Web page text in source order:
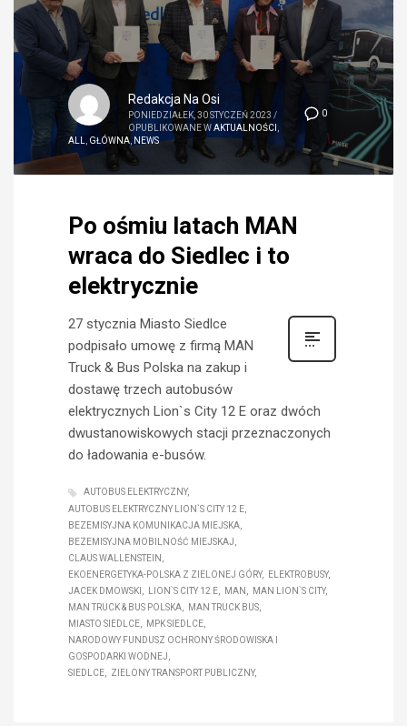
0
Redakcja Na Osi
PONIEDZIAŁEK, 30 STYCZEŃ 2023 /
OPUBLIKOWANE WAKTUALNOŚCI ,
ALL, GŁÓWNA, NEWS
Po ośmiu latach MAN
wraca do Siedlec i to
elektrycznie
27 stycznia Miasto Siedlce
podpisało umowę z firmą MAN
Truck & Bus Polska na zakup i
dostawę trzech autobusów
elektrycznych Lion`s City 12 E oraz dwóch
dwustanowiskowych stacji przeznaczonych
do ładowania e-busów.
AUTOBUS ELEKTRYCZNY
AUTOBUS ELEKTRYCZNY LION`S CITY 12 E
BEZEMISYJNA KOMUNIKACJA MIEJSKA
BEZEMISYJNA MOBILNOŚĆ MIEJSKAJ
CLAUS WALLENSTEIN
EKOENERGETYKA-POLSKA Z ZIELONEJ GÓRY
ELEKTROBUSY
JACEK DMOWSKI
LION`S CITY 12 E MAN
MAN LION`S CITY
MAN TRUCK & BUS POLSKA
MAN TRUCK BUS
MIASTO SIEDLCE
MPK SIEDLCE
NARODOWY FUNDUSZ OCHRONY ŚRODOWISKA I
GOSPODARKI WODNEJ
SIEDLCE
ZIELONY TRANSPORT PUBLICZNY